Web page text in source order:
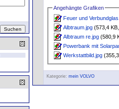
Angehängte Grafiken
Feuer und
Albtraum.jpg (573,4
Albtraum re.jpg (580,9
Powerbank mit
Werkstattbild.jpg
Kategorie: mein VOLVO